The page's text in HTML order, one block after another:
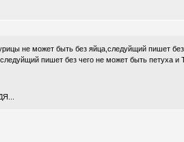
не может быть без яйца,следуйщий пишет
пишет без чего не может быть петуха и